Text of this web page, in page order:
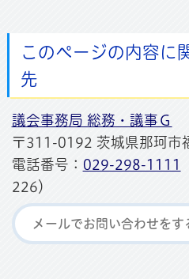
このページの内容に
先
議会事務局 総務・議事Ｇ
〒311-0192 茨城県那珂市
電話番号： 029-298-1111
226）
メールでお問い合わせをす